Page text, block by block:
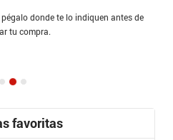
donde te lo indiquen antes de
tu compra.
favoritas